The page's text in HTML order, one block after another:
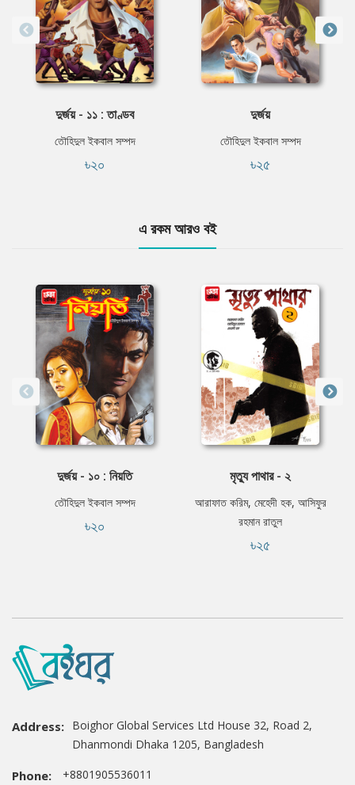
দুর্জয় - ১১ : তাণ্ডব
তৌহিদুল ইকবাল সম্পদ
৳২০
দুর্জয়
তৌহিদুল ইকবাল সম্পদ
৳২৫
এ রকম আরও বই
দুর্জয় - ১০ : নিয়তি
তৌহিদুল ইকবাল সম্পদ
৳২০
মৃত্যু পাথার - ২
আরাফাত করিম, মেহেদী হক, আসিফুর
রহমান রাতুল
৳২৫
Address: Boighor Global Services Ltd House 32, Road 2,
Dhanmondi Dhaka 1205, Bangladesh
Phone: +8801905536011